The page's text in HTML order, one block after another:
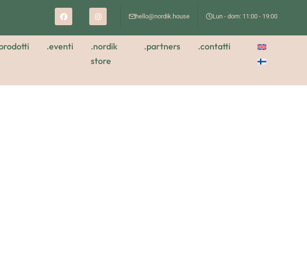
hello@nordik.house Lun - dom: 11:00 - 19:00
.eventi
.nordik
store
.partners .contatti